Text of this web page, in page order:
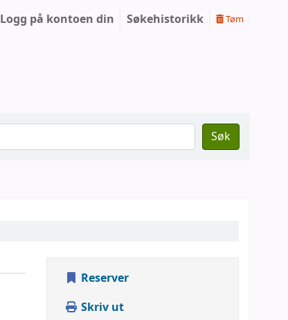
Logg på kontoen din Søkehistorikk Tøm
Søk
Reserver
Skriv ut